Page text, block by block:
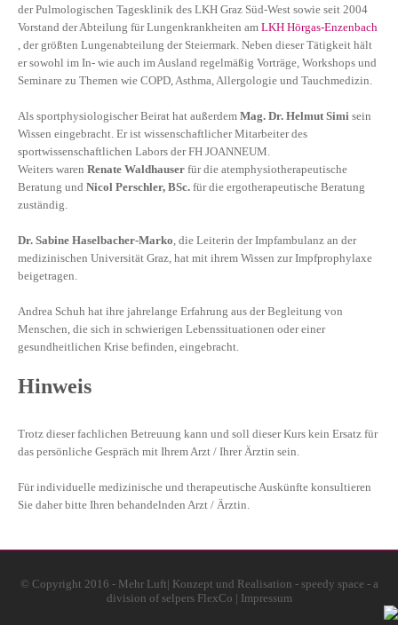
der Pulmologischen Tagesklinik des LKH Graz Süd-West sowie seit 2004
Vorstand der Abteilung für Lungenkrankheiten am LKH Hörgas-Enzenbach
, der größten Lungenabteilung der Steiermark. Neben dieser Tätigkeit hält
er sowohl im In- wie auch im Ausland regelmäßig Vorträge, Workshops und
Seminare zu Themen wie COPD, Asthma, Allergologie und Tauchmedizin.
Als sportphysiologischer Beirat hat außerdem Mag. Dr. Helmut Simi sein
Wissen eingebracht. Er ist wissenschaftlicher Mitarbeiter des
sportwissenschaftlichen Labors der FH JOANNEUM.
Weiters waren Renate Waldhauser für die atemphysiotherapeutische
Beratung und Nicol Perschler, BSc. für die ergotherapeutische Beratung
zuständig.
Dr. Sabine Haselbacher-Marko, die Leiterin der Impfambulanz an der
medizinischen Universität Graz, hat mit ihrem Wissen zur Impfprophylaxe
beigetragen.
Andrea Schuh hat ihre jahrelange Erfahrung aus der Begleitung von
Menschen, die sich in schwierigen Lebenssituationen oder einer
gesundheitlichen Krise befinden, eingebracht.
Hinweis
Trotz dieser fachlichen Betreuung kann und soll dieser Kurs kein Ersatz für
das persönliche Gespräch mit Ihrem Arzt / Ihrer Ärztin sein.
Für individuelle medizinische und therapeutische Auskünfte konsultieren
Sie daher bitte Ihren behandelnden Arzt / Ärztin.
© Copyright 2016 - Mehr Luft| Konzept und Realisation - speedy space - a
division of selpers FlexCo | Impressum